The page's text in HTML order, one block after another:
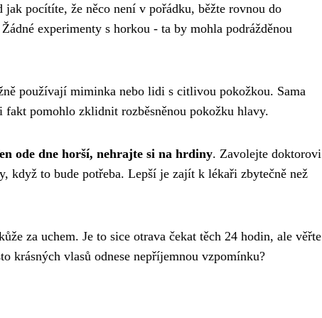
jak pocítíte, že něco není v pořádku, běžte rovnou do
experimenty s horkou - ta by mohla podrážděnou
používají miminka nebo lidi s citlivou pokožkou. Sama
pomohlo zklidnit rozběsněnou pokožku hlavy.
ode dne horší, nehrajte si na hrdiny. Zavolejte doktorovi
když to bude potřeba. Lepší je zajít k lékaři zbytečně než
za uchem. Je to sice otrava čekat těch 24 hodin, ale věřte
vlasů odnese nepříjemnou vzpomínku?